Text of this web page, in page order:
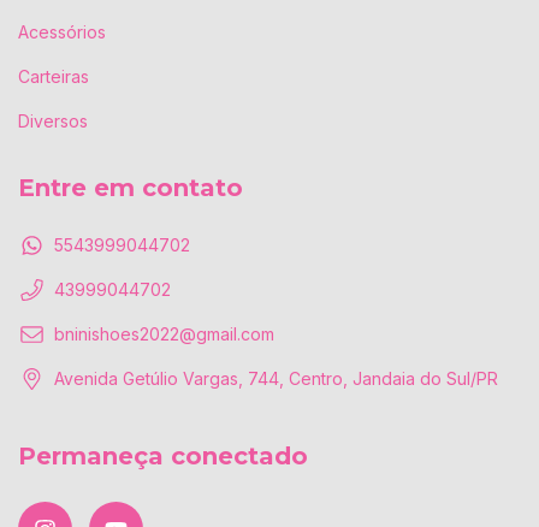
Acessórios
Carteiras
Diversos
Entre em contato
5543999044702
43999044702
bninishoes2022@gmail.com
Avenida Getúlio Vargas, 744, Centro, Jandaia do Sul/PR
Permaneça conectado